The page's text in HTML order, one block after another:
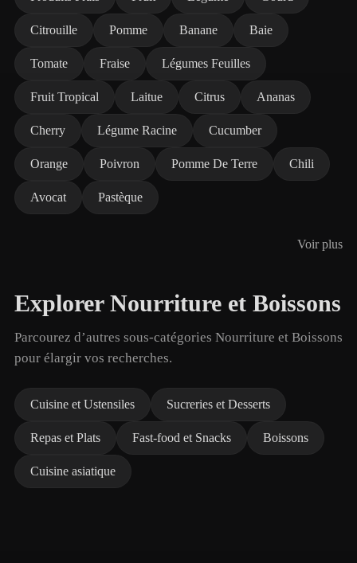
Citrouille Pomme Banane Baie
Tomate Fraise Légumes Feuilles
Fruit Tropical Laitue Citrus Ananas
Cherry Légume Racine Cucumber
Orange Poivron Pomme De Terre Chili
Avocat Pastèque
Voir plus
Explorer Nourriture et Boissons
Parcourez d’autres sous-catégories Nourriture et Boissons
pour élargir vos recherches.
Cuisine et Ustensiles Sucreries et Desserts
Repas et Plats Fast-food et Snacks Boissons
Cuisine asiatique